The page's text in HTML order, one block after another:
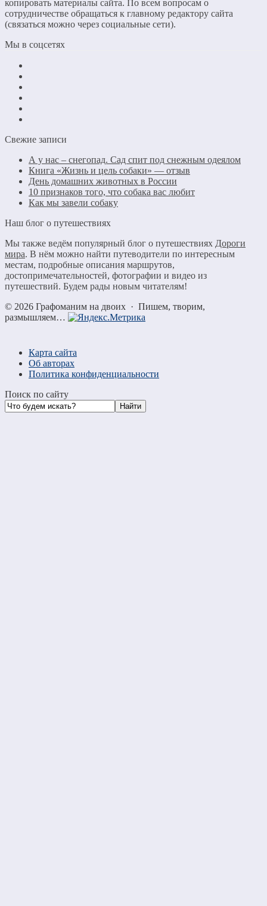
копировать материалы сайта. По всем вопросам о
сотрудничестве обращаться к главному редактору сайта
(связаться можно через социальные сети).
Мы в соцсетях
Свежие записи
А у нас – снегопад. Сад спит под снежным одеялом
Книга «Жизнь и цель собаки» — отзыв
День домашних животных в России
10 признаков того, что собака вас любит
Как мы завели собаку
Наш блог о путешествиях
Мы также ведём популярный блог о путешествиях Дороги
мира. В нём можно найти путеводители по интересным
местам, подробные описания маршрутов,
достопримечательностей, фотографии и видео из
путешествий. Будем рады новым читателям!
© 2026 Графоманим на двоих · Пишем, творим,
размышляем…
Карта сайта
Об авторах
Политика конфиденциальности
Поиск по сайту